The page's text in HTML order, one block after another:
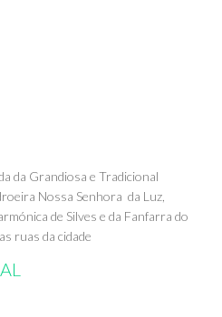
da Grandiosa e Tradicional
Nossa Senhora da Luz,
de Silves e da Fanfarra do
ruas da cidade